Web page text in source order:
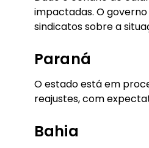
impactadas. O
sindicatos sobre a
Paraná
O estado está em
reajustes, com
Bahia